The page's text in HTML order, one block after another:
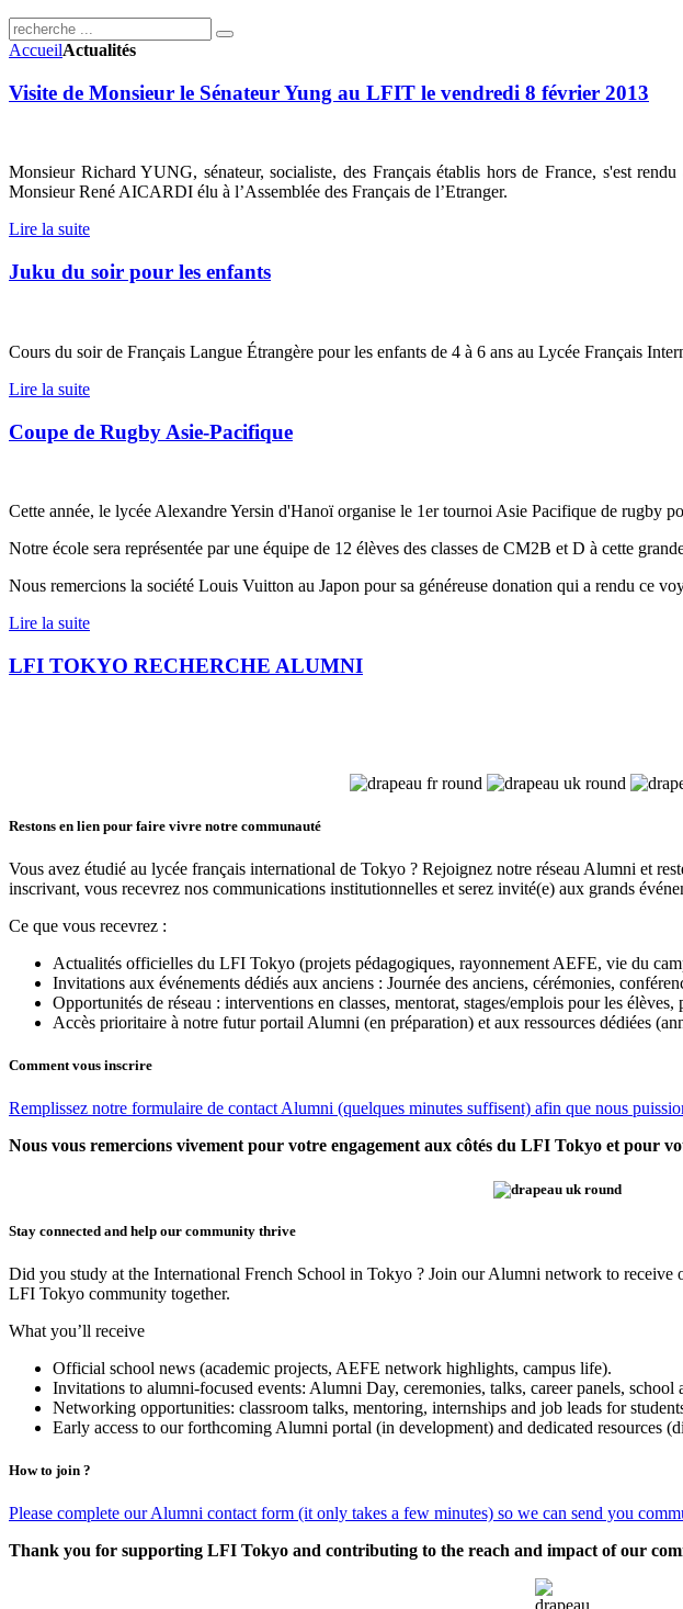
AccueilActualités
Visite de Monsieur le Sénateur Yung au LFIT le vendredi 8 février 2013
Monsieur Richard YUNG, sénateur, socialiste, des Français établis hors de France, s'est
Monsieur René AICARDI élu à l’Assemblée des Français de l’Etranger.
Lire la suite
Juku du soir pour les enfants
Cours du soir de Français Langue Étrangère pour les enfants de 4 à 6 ans au Lycée Français
Lire la suite
Coupe de Rugby Asie-Pacifique
Cette année, le lycée Alexandre Yersin d'Hanoï organise le 1er tournoi Asie Pacifique de rugby
Notre école sera représentée par une équipe de 12 élèves des classes de CM2B et D à cette
Nous remercions la société Louis Vuitton au Japon pour sa généreuse donation qui a rendu ce
Lire la suite
LFI TOKYO RECHERCHE ALUMNI
Restons en lien pour faire vivre notre communauté
Vous avez étudié au lycée français international de Tokyo ? Rejoignez notre réseau Alumni et
inscrivant, vous recevrez nos communications institutionnelles et serez invité(e) aux grands
Ce que vous recevrez :
Actualités officielles du LFI Tokyo (projets pédagogiques, rayonnement AEFE, vie du
Invitations aux événements dédiés aux anciens : Journée des anciens, cérémonies,
Opportunités de réseau : interventions en classes, mentorat, stages/emplois pour les élèves,
Accès prioritaire à notre futur portail Alumni (en préparation) et aux ressources dédiées
Comment vous inscrire
Remplissez notre formulaire de contact Alumni (quelques minutes suffisent) afin que nous
Nous vous remercions vivement pour votre engagement aux côtés du LFI Tokyo et pour
Stay connected and help our community thrive
Did you study at the International French School in Tokyo ? Join our Alumni network to receive
LFI Tokyo community together.
What you’ll receive
Official school news (academic projects, AEFE network highlights, campus life).
Invitations to alumni-focused events: Alumni Day, ceremonies, talks, career panels, school
Networking opportunities: classroom talks, mentoring, internships and job leads for
Early access to our forthcoming Alumni portal (in development) and dedicated resources
How to join ?
Please complete our Alumni contact form (it only takes a few minutes) so we can send you
Thank you for supporting LFI Tokyo and contributing to the reach and impact of our